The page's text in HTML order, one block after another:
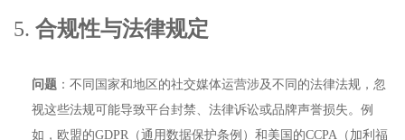
5. 合规性与法律规定
问题 ：不同国家和地区的社交媒体运营涉及不同的法律法规，忽
视这些法规可能导致平台封禁、法律诉讼或品牌声誉损失。例
如，欧盟的GDPR（通用数据保护条例）和美国的CCPA（加利福